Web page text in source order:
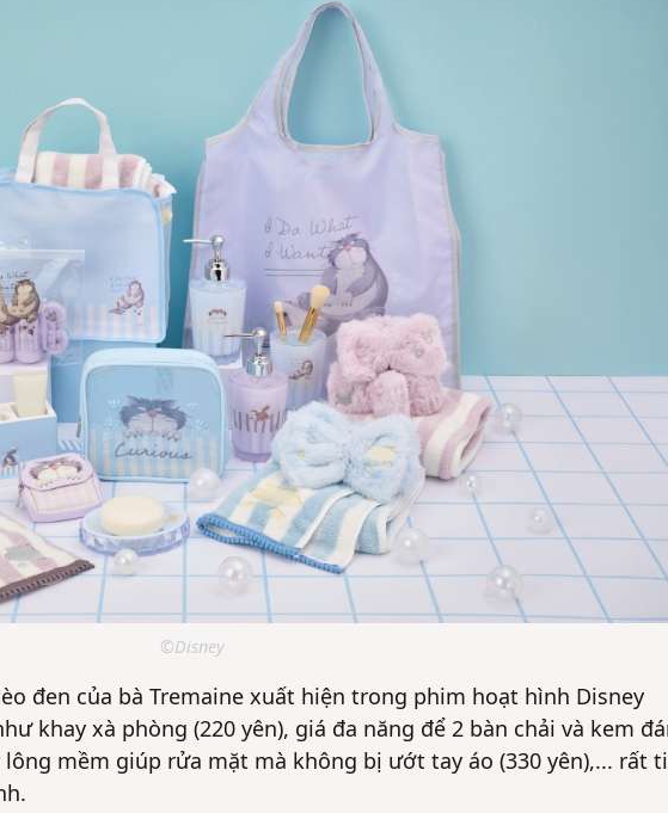
©Disney
đen của bà Tremaine xuất hiện trong phim hoạt hình Disney
khay xà phòng (220 yên), giá đa năng để 2 bàn chải và kem
lông mềm giúp rửa mặt mà không bị ướt tay áo (330 yên),... rất